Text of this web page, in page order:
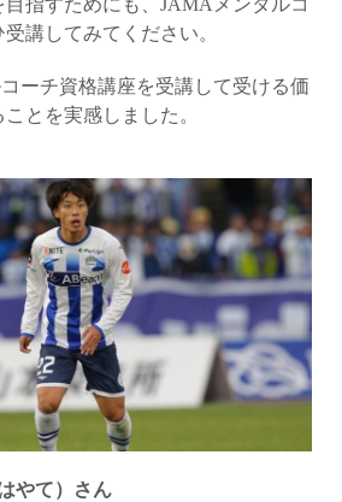
指すためにも、JAMAメンタルコ
講してみてください。
ーチ資格講座を受講して受ける価
とを実感しました。
やて）さん